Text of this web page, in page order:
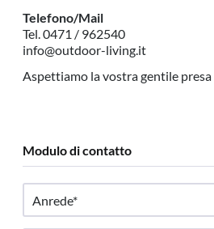
Telefono/Mail
Tel. 0471 / 962540
info@outdoor-living.it
Aspettiamo la vostra gentile
Modulo di contatto